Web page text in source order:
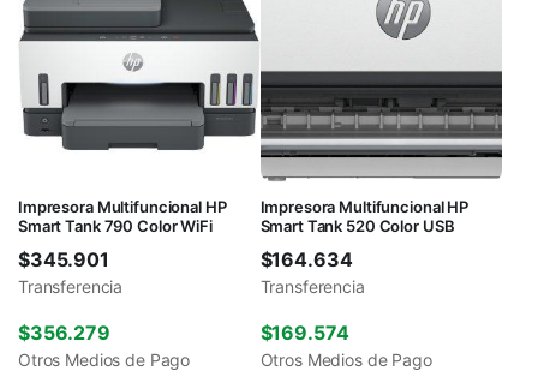
Impresora Multifuncional HP
Smart Tank 790 Color WiFi
$345.901
Transferencia
$356.279
Otros Medios de Pago
Impresora Multifuncional HP
Smart Tank 520 Color USB
$164.634
Transferencia
$169.574
Otros Medios de Pago